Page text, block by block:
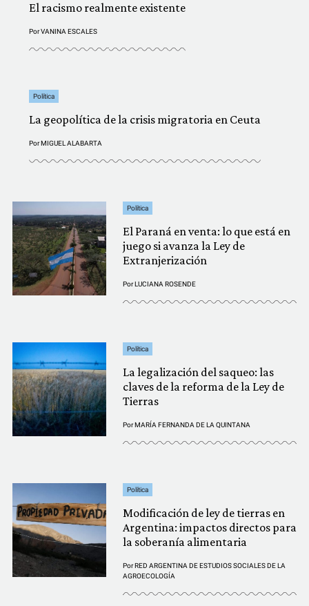
El racismo realmente existente
PorVANINA ESCALES
Política
La geopolítica de la crisis migratoria en Ceuta
PorMIGUEL ALABARTA
Política
El Paraná en venta: lo que está en
juego si avanza la Ley de
Extranjerización
PorLUCIANA ROSENDE
Política
La legalización del saqueo: las
claves de la reforma de la Ley de
Tierras
PorMARÍA FERNANDA DE LA QUINTANA
Política
Modificación de ley de tierras en
Argentina: impactos directos para
la soberanía alimentaria
PorRED ARGENTINA DE ESTUDIOS SOCIALES DE LA
AGROECOLOGÍA